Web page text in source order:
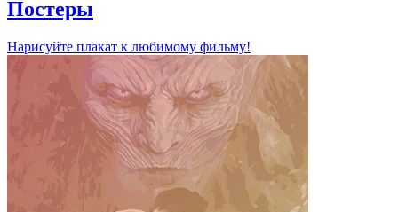
Постеры
Нарисуйте плакат к любимому фильму!